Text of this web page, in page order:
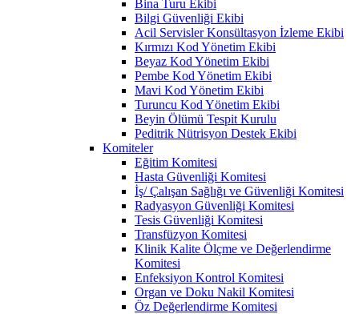
Bina Turu Ekibi
Bilgi Güvenliği Ekibi
Acil Servisler Konsültasyon İzleme Ekibi
Kırmızı Kod Yönetim Ekibi
Beyaz Kod Yönetim Ekibi
Pembe Kod Yönetim Ekibi
Mavi Kod Yönetim Ekibi
Turuncu Kod Yönetim Ekibi
Beyin Ölümü Tespit Kurulu
Peditrik Nütrisyon Destek Ekibi
Komiteler
Eğitim Komitesi
Hasta Güvenliği Komitesi
İş/ Çalışan Sağlığı ve Güvenliği Komitesi
Radyasyon Güvenliği Komitesi
Tesis Güvenliği Komitesi
Transfüzyon Komitesi
Klinik Kalite Ölçme ve Değerlendirme
Komitesi
Enfeksiyon Kontrol Komitesi
Organ ve Doku Nakil Komitesi
Öz Değerlendirme Komitesi